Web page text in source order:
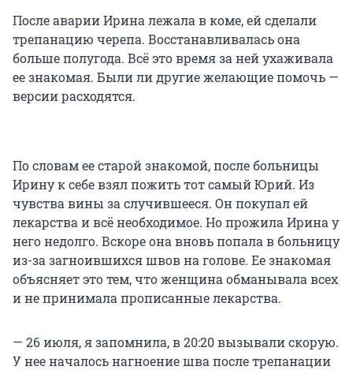
После аварии Ирина лежала в коме, ей сделали
трепанацию черепа. Восстанавливалась она
больше полугода. Всё это время за ней ухаживала
ее знакомая. Были ли другие желающие помочь —
версии расходятся.
По словам ее старой знакомой, после больницы
Ирину к себе взял пожить тот самый Юрий. Из
чувства вины за случившееся. Он покупал ей
лекарства и всё необходимое. Но прожила Ирина у
него недолго. Вскоре она вновь попала в больницу
из-за загноившихся швов на голове. Ее знакомая
объясняет это тем, что женщина обманывала всех
и не принимала прописанные лекарства.
— 26 июля, я запомнила, в 20:20 вызывали скорую.
У нее началось нагноение шва после трепанации